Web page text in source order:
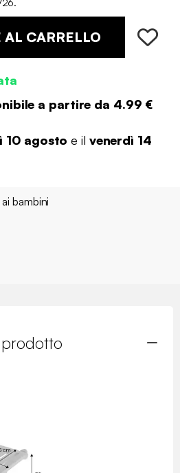
CARRELLO
a partire da 4.99 €
10 agosto e il venerdì 14
bambini